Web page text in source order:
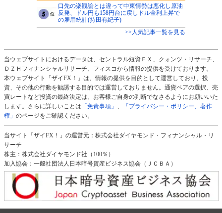
口先の楽観論とは違って中東情勢は悪化し原油
反発、ドル円も158円台に戻しドル金利上昇で
の雇用統計(持田有紀子)
>>人気記事一覧を見る
当ウェブサイトにおけるデータは、セントラル短資ＦＸ、クォンツ・リサーチ、
ＤＺＨフィナンシャルリサーチ、フィスコから情報の提供を受けております。
本ウェブサイト「ザイFX！」は、情報の提供を目的として運営しており、投
資、その他の行動を勧誘する目的では運営しておりません。通貨ペアの選択、売
買レートなど投資の最終決定は、お客様ご自身の判断でなさるようにお願いいた
します。さらに詳しいことは 「免責事項」
「プライバシー・ポリシー、著作
権」 のページをご確認ください。
当サイト「ザイFX！」の運営元：株式会社ダイヤモンド・フィナンシャル・リ
サーチ
株主：株式会社ダイヤモンド社（100％）
加入協会：一般社団法人日本暗号資産ビジネス協会（ＪＣＢＡ）